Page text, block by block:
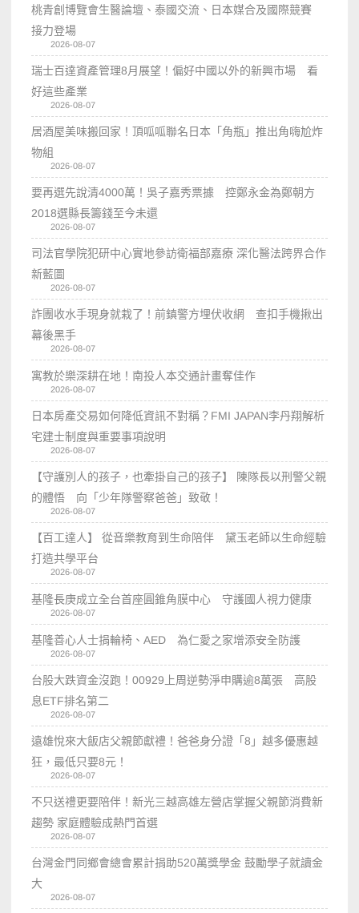
桃青創博覽會生醫論壇、泰國交流、日本媒合及國際競賽
接力登場
2026-08-07
瑞士百達資產管理8月展望！偏好中國以外的新興市場 看
好這些產業
2026-08-07
居酒屋美味搬回家！頂呱呱聯名日本「角瓶」推出角嗨尬炸
物組
2026-08-07
要再選先說清4000萬！吳子嘉秀票據 控鄭永金為鄭朝方
2018選縣長籌錢至今未還
2026-08-07
司法官學院犯研中心實地參訪衛福部嘉療 深化醫法跨界合作
新藍圖
2026-08-07
詐團收水手現身就栽了！前鎮警方埋伏收網 查扣手機揪出
幕後黑手
2026-08-07
寓教於樂深耕在地！南投人本交通計畫奪佳作
2026-08-07
日本房產交易如何降低資訊不對稱？FMI JAPAN李丹翔解析
宅建士制度與重要事項說明
2026-08-07
【守護別人的孩子，也牽掛自己的孩子】 陳隊長以刑警父親
的體悟 向「少年隊警察爸爸」致敬！
2026-08-07
【百工達人】 從音樂教育到生命陪伴 黛玉老師以生命經驗
打造共學平台
2026-08-07
基隆長庚成立全台首座圓錐角膜中心 守護國人視力健康
2026-08-07
基隆善心人士捐輪椅、AED 為仁愛之家增添安全防護
2026-08-07
台股大跌資金沒跑！00929上周逆勢淨申購逾8萬張 高股
息ETF排名第二
2026-08-07
遠雄悅來大飯店父親節獻禮！爸爸身分證「8」越多優惠越
狂，最低只要8元！
2026-08-07
不只送禮更要陪伴！新光三越高雄左營店掌握父親節消費新
趨勢 家庭體驗成熱門首選
2026-08-07
台灣金門同鄉會總會累計捐助520萬獎學金 鼓勵學子就讀金
大
2026-08-07